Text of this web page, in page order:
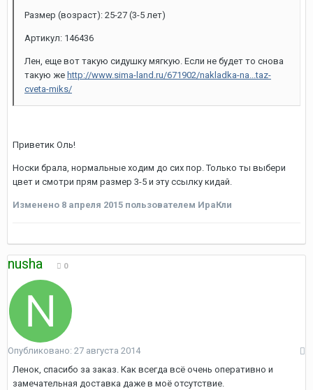
Размер (возраст): 25-27 (3-5 лет)
Артикул: 146436
Лен, еще вот такую сидушку мягкую. Если не будет то снова
такую же http://www.sima-land.ru/671902/nakladka-na...taz-
cveta-miks/
Приветик Оль!
Носки брала, нормальные ходим до сих пор. Только ты выбери
цвет и смотри прям размер 3-5 и эту ссылку кидай.
Изменено 8 апреля 2015 пользователем ИраКли
nusha 0
Опубликовано: 27 августа 2014
Ленок, спасибо за заказ. Как всегда всё очень оперативно и
замечательная доставка даже в моё отсутствие.